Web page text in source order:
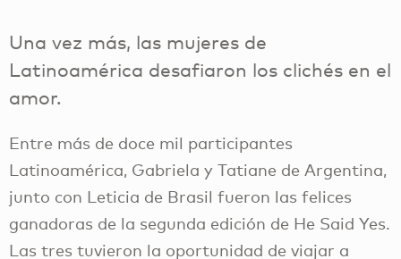
Una vez más, las mujeres de
Latinoamérica desafiaron los clichés en el
amor.
Entre más de doce mil participantes
Latinoamérica, Gabriela y Tatiane de Argentina,
junto con Leticia de Brasil fueron las felices
ganadoras de la segunda edición de He Said Yes.
Las tres tuvieron la oportunidad de viajar a